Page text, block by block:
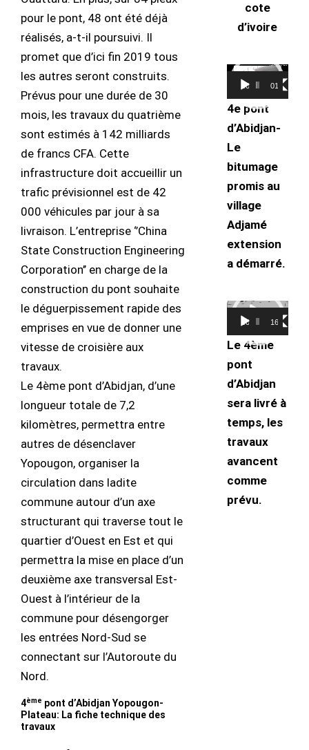
pour le pont, 48 ont été déjà
réalisés, a-t-il poursuivi. Il
promet que d’ici fin 2019 tous
les autres seront construits.
Prévus pour une durée de 30
mois, les travaux du quatrième
sont estimés à 142 milliards
de francs CFA. Cette
infrastructure doit accueillir un
trafic prévisionnel est de 42
000 véhicules par jour à sa
livraison. L’entreprise ‘’China
State Construction Engineering
Corporation’’ en charge de la
construction du pont souhaite
le déguerpissement rapide des
emprises en vue de donner une
vitesse de croisière aux
travaux.
Le 4ème pont d’Abidjan, d’une
longueur totale de 7,2
kilomètres, permettra entre
autres de désenclaver
Yopougon, organiser la
circulation dans ladite
commune autour d’un axe
structurant qui traverse tout le
quartier d’Ouest en Est et qui
permettra la mise en place d’un
deuxième axe transversal Est-
Ouest à l’intérieur de la
commune pour désengorger
les entrées Nord-Sud se
connectant sur l’Autoroute du
Nord.
4ème pont d’Abidjan Yopougon-
Plateau: La fiche technique des
travaux
cote
d’ivoire
Lecteur
vidéo00:00 01:20
4e pont
d’Abidjan-
Le
bitumage
promis au
village
Adjamé
extension
a démarré.
Lecteur
vidéo00:00 16:24
Le 4ème
pont
d’Abidjan
sera livré à
temps, les
travaux
avancent
comme
prévu.